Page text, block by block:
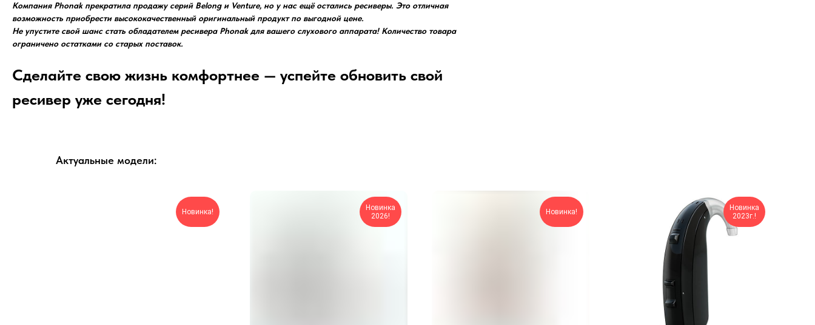
Компания Phonak прекратила продажу серий Belong и Venture, но у нас ещё остались ресиверы. Это отличная
возможность приобрести высококачественный оригинальный продукт по выгодной цене.
Не упустите свой шанс стать обладателем ресивера Phonak для вашего слухового аппарата! Количество товара
ограничено остатками со старых поставок.
Сделайте свою жизнь комфортнее — успейте обновить свой
ресивер уже сегодня!
Актуальные модели:
Новинка!
Новинка
2026!
Новинка!
Новинка
2023г.!